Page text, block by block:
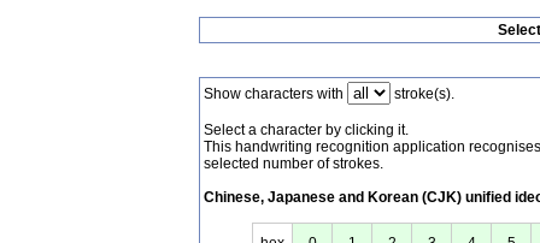
Show characters with stroke(s).
Select a character by clicking it.
This handwriting recognition application
selected number of strokes.
Chinese, Japanese and Korean (CJK) unified